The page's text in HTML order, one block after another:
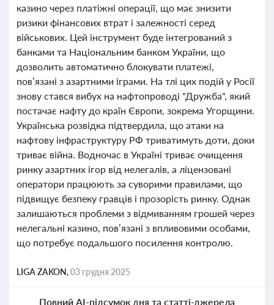
казино через платіжні операції, що має знизити
ризики фінансових втрат і залежності серед
військових. Цей інструмент буде інтегрований з
банками та Національним банком України, що
дозволить автоматично блокувати платежі,
пов’язані з азартними іграми. На тлі цих подій у Росії
знову стався вибух на нафтопроводі "Дружба", який
постачає нафту до країн Європи, зокрема Угорщини.
Українська розвідка підтвердила, що атаки на
нафтову інфраструктуру РФ триватимуть доти, доки
триває війна. Водночас в Україні триває очищення
ринку азартних ігор від нелегалів, а ліцензовані
оператори працюють за суворими правилами, що
підвищує безпеку гравців і прозорість ринку. Однак
залишаються проблеми з відмиванням грошей через
нелегальні казино, пов’язані з впливовими особами,
що потребує подальшого посилення контролю.
LIGA ZAKON,03 грудня 2025
Повний AI-підсумок дня та статті-джерела